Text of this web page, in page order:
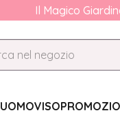
Il Magico
UOMOVISO